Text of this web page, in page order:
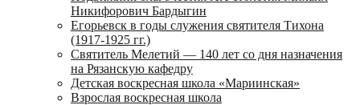
Никифорович Бардыгин
Егорьевск в годы служения святителя Тихона
(1917-1925 гг.)
Святитель Мелетий — 140 лет со дня назначения
на Рязанскую кафедру
Детская воскресная школа «Мариинская»
Взрослая воскресная школа